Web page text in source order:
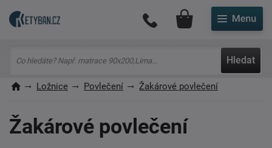
Hledat
Můj účet
Ložnice Povlečení Žakárové povlečení
Žakárové povlečení